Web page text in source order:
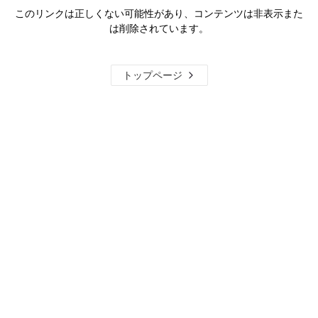
このリンクは正しくない可能性があり、コンテンツは非表示また
は削除されています。
トップページ